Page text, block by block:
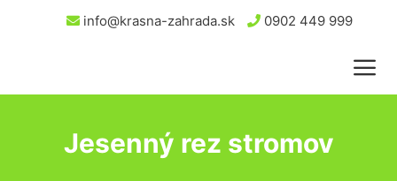
info@krasna-zahrada.sk 0902 449 999
Jesenný rez stromov